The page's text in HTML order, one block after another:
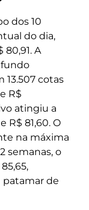
dos 10
do dia,
80,91. A
fundo
cotas
R$
atingiu a
R$ 81,60. O
na máxima
semanas, o
patamar de